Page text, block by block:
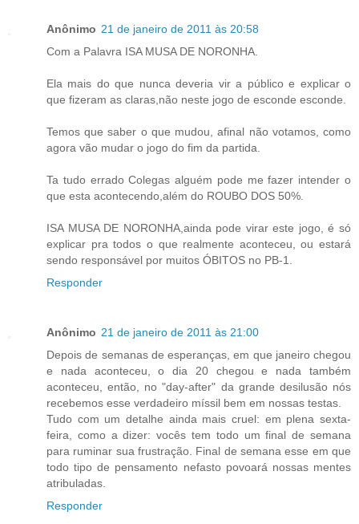
Anônimo 21 de janeiro de 2011 às 20:58
Com a Palavra ISA MUSA DE NORONHA.
Ela mais do que nunca deveria vir a público e explicar o
que fizeram as claras,não neste jogo de esconde esconde.
Temos que saber o que mudou, afinal não votamos, como
agora vão mudar o jogo do fim da partida.
Ta tudo errado Colegas alguém pode me fazer intender o
que esta acontecendo,além do ROUBO DOS 50%.
ISA MUSA DE NORONHA,ainda pode virar este jogo, é só
explicar pra todos o que realmente aconteceu, ou estará
sendo responsável por muitos ÓBITOS no PB-1.
Responder
Anônimo 21 de janeiro de 2011 às 21:00
Depois de semanas de esperanças, em que janeiro chegou
e nada aconteceu, o dia 20 chegou e nada também
aconteceu, então, no "day-after" da grande desilusão nós
recebemos esse verdadeiro míssil bem em nossas testas.
Tudo com um detalhe ainda mais cruel: em plena sexta-
feira, como a dizer: vocês tem todo um final de semana
para ruminar sua frustração. Final de semana esse em que
todo tipo de pensamento nefasto povoará nossas mentes
atribuladas.
Responder